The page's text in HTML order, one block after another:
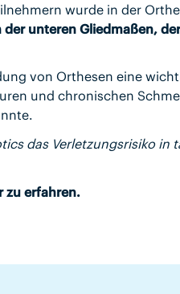
wurde in der
unteren Gliedmaßen,
von Orthesen eine
und chronischen
das Verletzungsrisiko in
zu erfahren.